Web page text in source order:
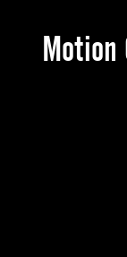
Motion